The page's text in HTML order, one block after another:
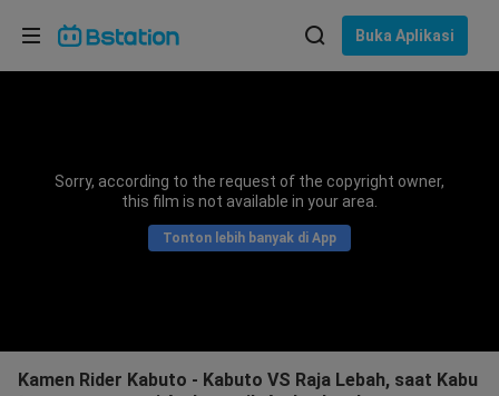
Buka Aplikasi
Sorry, according to the request of the copyright owner,
this film is not available in your area.
Tonton lebih banyak di App
Kamen Rider Kabuto - Kabuto VS Raja Lebah, saat Kabu
Pilih bahasa
Bahasa Indonesia